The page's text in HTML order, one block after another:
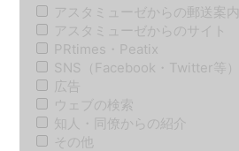
アスタミューゼからの郵送案内
アスタミューゼからのサイト
PRtimes・Peatix
SNS（Facebook・Twitter等）
広告
ウェブの検索
知人・同僚からの紹介
その他